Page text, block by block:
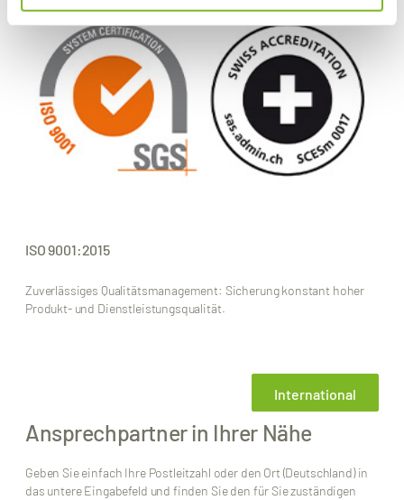
ISO 9001:2015
Zuverlässiges Qualitätsmanagement: Sicherung konstant hoher
Produkt- und Dienstleistungsqualität.
International
Ansprechpartner in Ihrer Nähe
Geben Sie einfach Ihre Postleitzahl oder den Ort (Deutschland) in
das untere Eingabefeld und finden Sie den für Sie zuständigen